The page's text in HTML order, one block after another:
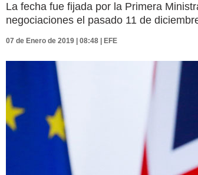
La fecha fue fijada por la Primera
negociaciones el pasado 11 de
07 de Enero de 2019 | 08:48 | EFE